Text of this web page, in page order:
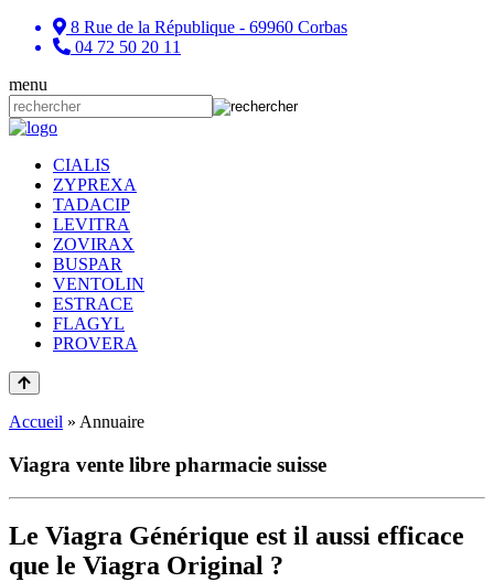
8 Rue de la République - 69960 Corbas
04 72 50 20 11
menu
CIALIS
ZYPREXA
TADACIP
LEVITRA
ZOVIRAX
BUSPAR
VENTOLIN
ESTRACE
FLAGYL
PROVERA
Accueil » Annuaire
Viagra vente libre pharmacie suisse
Le Viagra Générique est il aussi efficace
que le Viagra Original ?